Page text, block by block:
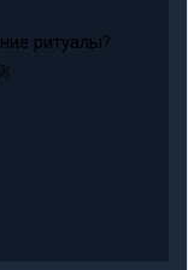
ритуалы?